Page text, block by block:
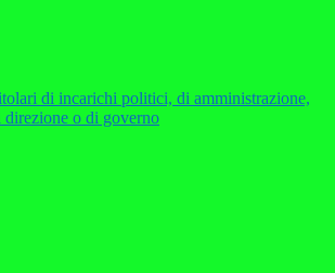
di incarichi politici, di amministrazione,
direzione o di governo